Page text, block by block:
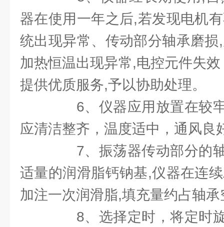
器在使用一年之后,若发现电机
统出现异常、传动部分轴承磨
加热恒温出现异常,电控元件失
提供优质服务,予以协助处理。
6、仪器应用放置在较牢
应清洁整齐，温度适中，通风良
7、振荡器传动部分的轴
适量的润滑脂钙钠基,仪器在连
加注一次润滑脂,填充量约占轴承
8、选择定时，将定时旋